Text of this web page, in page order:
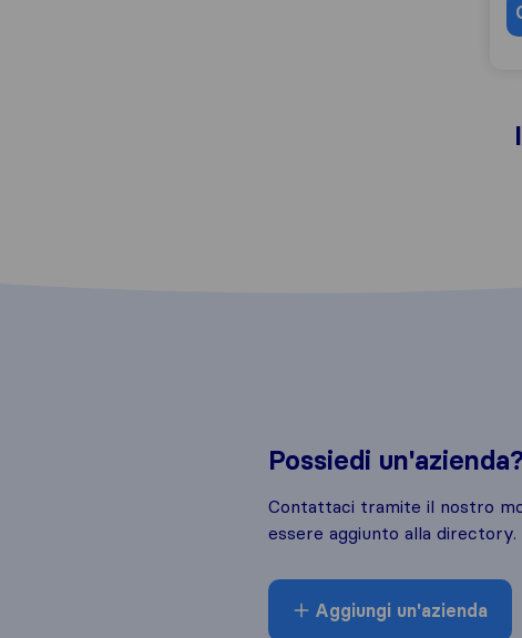
Possiedi
Contattaci tramite il nostro
essere aggiunto alla directory.
Aggiungi un'azienda